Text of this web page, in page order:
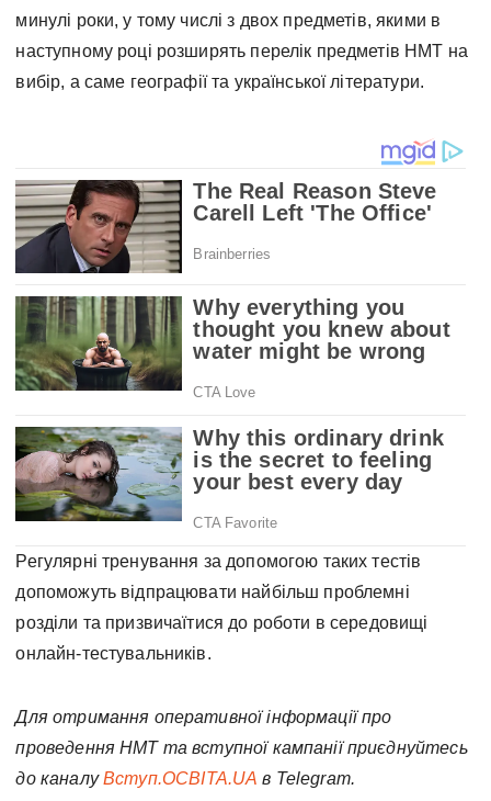
минулі роки, у тому числі з двох предметів, якими в
наступному році розширять перелік предметів НМТ на
вибір, а саме географії та української літератури.
Регулярні тренування за допомогою таких тестів
допоможуть відпрацювати найбільш проблемні
розділи та призвичаїтися до роботи в середовищі
онлайн-тестувальників.
Для отримання оперативної інформації про
проведення НМТ та вступної кампанії приєднуйтесь
до каналуВступ.ОСВІТА.UA в Telegram.